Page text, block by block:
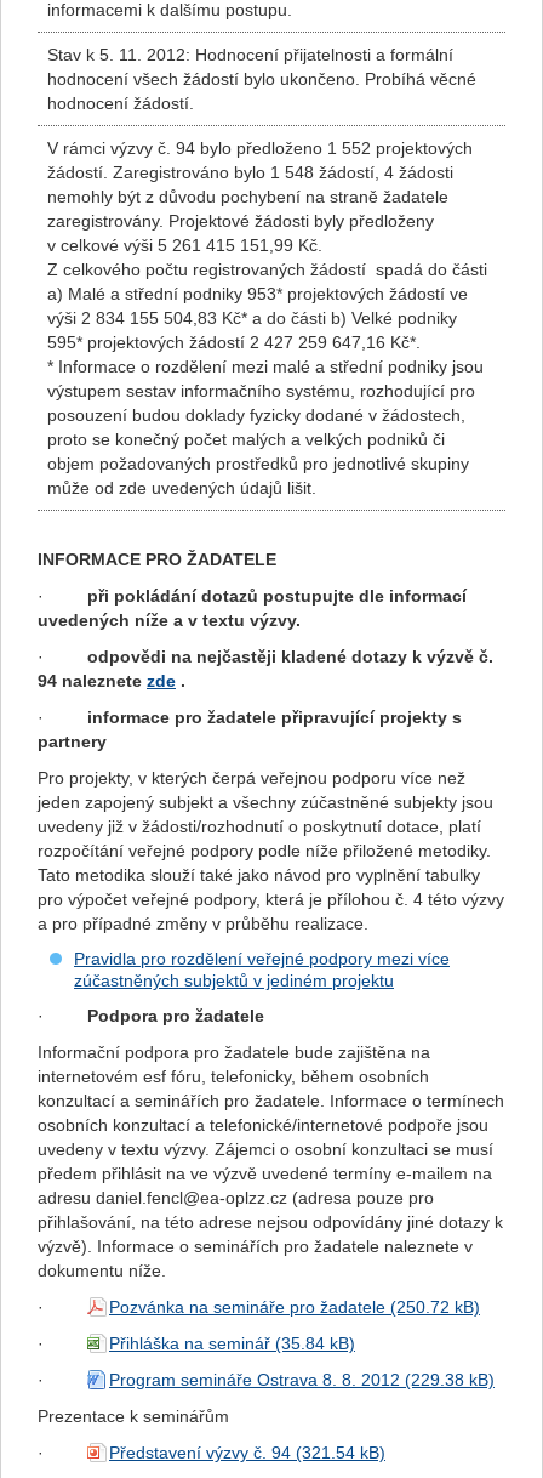
informacemi k dalšímu postupu.
Stav k 5. 11. 2012: Hodnocení přijatelnosti a formální
hodnocení všech žádostí bylo ukončeno. Probíhá věcné
hodnocení žádostí.
V rámci výzvy č. 94 bylo předloženo 1 552 projektových
žádostí. Zaregistrováno bylo 1 548 žádostí, 4 žádosti
nemohly být z důvodu pochybení na straně žadatele
zaregistrovány. Projektové žádosti byly předloženy
v celkové výši 5 261 415 151,99 Kč.
Z celkového počtu registrovaných žádostí spadá do části
a) Malé a střední podniky 953* projektových žádostí ve
výši 2 834 155 504,83 Kč* a do části b) Velké podniky
595* projektových žádostí 2 427 259 647,16 Kč*.
* Informace o rozdělení mezi malé a střední podniky jsou
výstupem sestav informačního systému, rozhodující pro
posouzení budou doklady fyzicky dodané v žádostech,
proto se konečný počet malých a velkých podniků či
objem požadovaných prostředků pro jednotlivé skupiny
může od zde uvedených údajů lišit.
INFORMACE PRO ŽADATELE
·
při pokládání dotazů postupujte dle informací
uvedených níže a v textu výzvy.
·
odpovědi na nejčastěji kladené dotazy k výzvě č.
94 naleznete zde .
·
informace pro žadatele připravující projekty s
partnery
Pro projekty, v kterých čerpá veřejnou podporu více než
jeden zapojený subjekt a všechny zúčastněné subjekty jsou
uvedeny již v žádosti/rozhodnutí o poskytnutí dotace, platí
rozpočítání veřejné podpory podle níže přiložené metodiky.
Tato metodika slouží také jako návod pro vyplnění tabulky
pro výpočet veřejné podpory, která je přílohou č. 4 této výzvy
a pro případné změny v průběhu realizace.
Pravidla pro rozdělení veřejné podpory mezi více
zúčastněných subjektů v jediném projektu
·
Podpora pro žadatele
Informační podpora pro žadatele bude zajištěna na
internetovém esf fóru, telefonicky, během osobních
konzultací a seminářích pro žadatele. Informace o termínech
osobních konzultací a telefonické/internetové podpoře jsou
uvedeny v textu výzvy. Zájemci o osobní konzultaci se musí
předem přihlásit na ve výzvě uvedené termíny e-mailem na
adresu daniel.fencl@ea-oplzz.cz (adresa pouze pro
přihlašování, na této adrese nejsou odpovídány jiné dotazy k
výzvě). Informace o seminářích pro žadatele naleznete v
dokumentu níže.
·
Pozvánka na semináře pro žadatele
·
Přihláška na seminář
·
Program semináře Ostrava 8. 8. 2012
Prezentace k seminářům
·
Představení výzvy č. 94